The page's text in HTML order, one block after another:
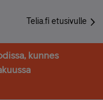
Telia.fi etusivulle
kunnes